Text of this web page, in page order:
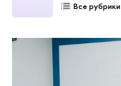
Все рубрики